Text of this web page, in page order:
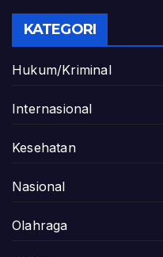
KATEGORI
Hukum/Kriminal
Internasional
Kesehatan
Nasional
Olahraga